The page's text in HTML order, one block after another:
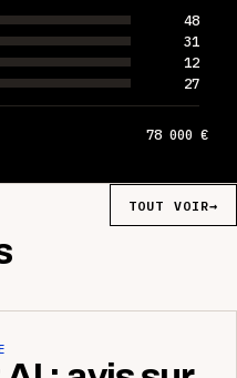
48
31
12
27
78 000 €
TOUT VOIR→